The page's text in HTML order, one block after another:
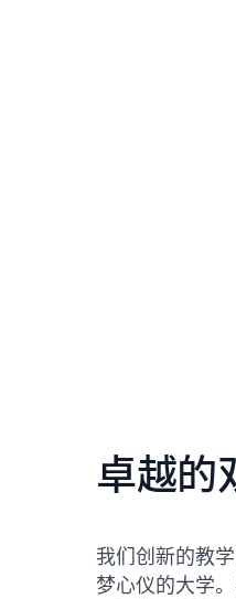
卓越的
我们创新的教
梦心仪的大学